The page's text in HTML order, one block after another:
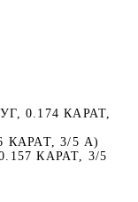
0.174 КАРАТ,
3/5 А)
КАРАТ, 3/5